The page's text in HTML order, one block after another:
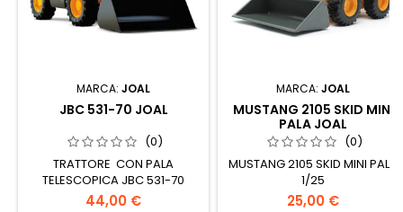
MARCA: JOAL
JBC 531-70 JOAL
(0)
TRATTORE CON PALA
TELESCOPICA JBC 531-70
44,00 €
MARCA: JOAL
MUSTANG 2105 SKID MINI
PALA JOAL
(0)
MUSTANG 2105 SKID MINI PALA
1/25
25,00 €